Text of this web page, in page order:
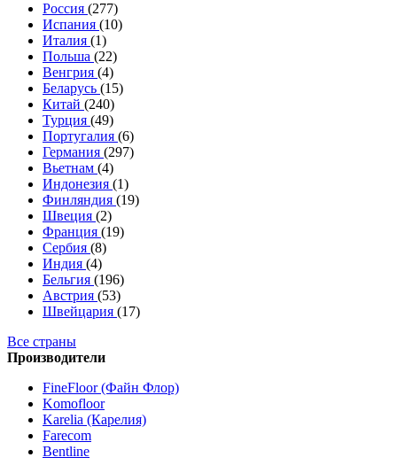
Россия (277)
Испания (10)
Италия (1)
Польша (22)
Венгрия (4)
Беларусь (15)
Китай (240)
Турция (49)
Португалия (6)
Германия (297)
Вьетнам (4)
Индонезия (1)
Финляндия (19)
Швеция (2)
Франция (19)
Сербия (8)
Индия (4)
Бельгия (196)
Австрия (53)
Швейцария (17)
Все страны
Производители
FineFloor (Файн Флор)
Komofloor
Karelia (Карелия)
Farecom
Bentline